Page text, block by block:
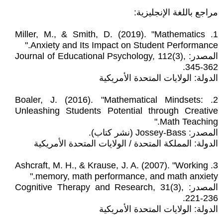
مراجع باللغة الإنجليزية:
1. Miller, M., & Smith, D. (2019). "Mathematics
Anxiety and Its Impact on Student Performance."
المصدر: Journal of Educational Psychology, 112(3),
345-362.
الدولة: الولايات المتحدة الأمريكية
2. Boaler, J. (2016). "Mathematical Mindsets:
Unleashing Students Potential through Creative
Math Teaching."
المصدر: Jossey-Bass (نشر كتاب).
الدولة: المملكة المتحدة / الولايات المتحدة الأمريكية
3. Ashcraft, M. H., & Krause, J. A. (2007). "Working
memory, math performance, and math anxiety."
المصدر: Cognitive Therapy and Research, 31(3),
221-236.
الدولة: الولايات المتحدة الأمريكية